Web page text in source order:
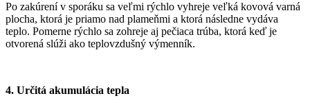
Po zakúrení v sporáku sa veľmi rýchlo vyhreje veľká kovová varná
plocha, ktorá je priamo nad plameňmi a ktorá následne vydáva
teplo. Pomerne rýchlo sa zohreje aj pečiaca trúba, ktorá keď je
otvorená slúži ako teplovzdušný výmenník.
4. Určitá akumulácia tepla